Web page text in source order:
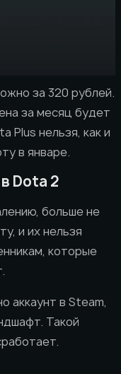
за 320 рублей.
за месяц будет
Plus нельзя, как и
в январе.
Dota 2
больше не
и их нельзя
которые
аккаунт в Steam,
Такой